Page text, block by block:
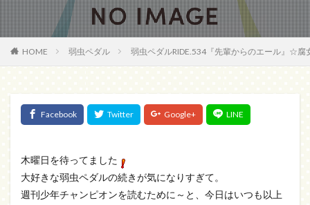
HOME 弱虫ペダル 弱虫ペダルRIDE.534『先輩からのエール』☆
木曜日を待ってました
大好きな弱虫ペダルの続きが気になりすぎて。
週刊少年チャンピオンを読むために～と、今日はいつも以上